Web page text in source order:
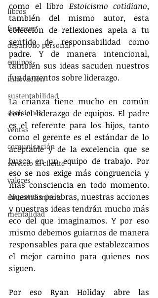
libros
finanzas
desarrollo personal
equipos
innovación
sustentabilidad
decisiones
ventas
comunicación
servicio al cliente
valores
emprendimiento
mentalidad
como el libro Estoicismo cotidiano,
también del mismo autor, esta
colección de reflexiones apela a tu
sentido de responsabilidad como
padre. Y de manera intencional,
también sus ideas sacuden nuestros
fundamentos sobre liderazgo.
La crianza tiene mucho en común
con el liderazgo de equipos. El padre
es el referente para los hijos, tanto
como el gerente es el estándar de lo
aceptable y de la excelencia que se
busca en un equipo de trabajo. Por
eso se nos exige más congruencia y
más consciencia en todo momento.
Nuestras palabras, nuestras acciones
y nuestras ideas tendrán mucho más
eco del que imaginamos. Y por eso
mismo debemos guiarnos de manera
responsables para que establezcamos
el mejor camino para quienes nos
siguen.
Por eso Ryan Holiday abre las